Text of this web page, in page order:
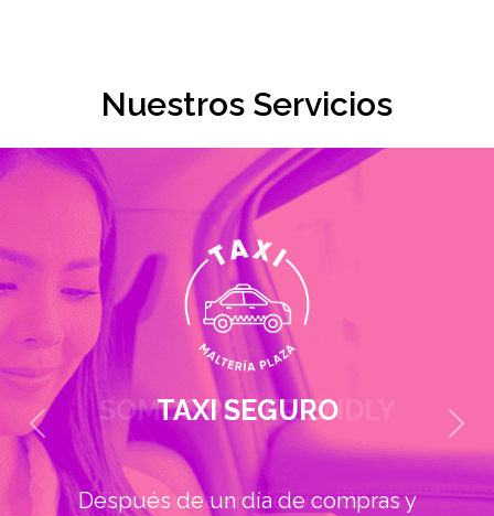
Nuestros Servicios
SOMOS PET FRIENDLY
Tu mascota en bienvenida en
Previous Next